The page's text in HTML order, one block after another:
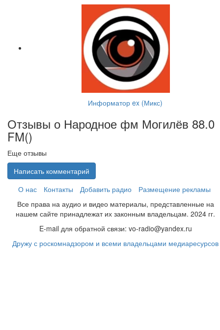
Информатор ex (Микс)
Отзывы о Народное фм Могилёв 88.0
FM()
Еще отзывы
Написать комментарий
О нас
Контакты Добавить радио
Размещение рекламы
Все права на аудио и видео материалы, представленные на
нашем сайте принадлежат их законным владельцам. 2024 гг.
E-mail для обратной связи: vo-radio@yandex.ru
Дружу с роскомнадзором и всеми владельцами медиаресурсов